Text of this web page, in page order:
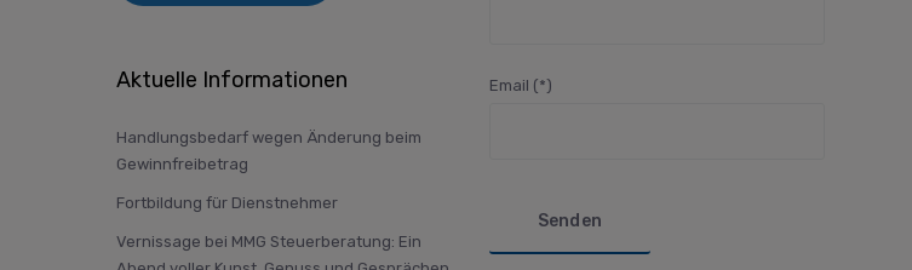
Aktuelle Informationen
Handlungsbedarf wegen Änderung beim
Gewinnfreibetrag
Fortbildung für Dienstnehmer
Vernissage bei MMG Steuerberatung: Ein
Email (*)
Bitte lasse dieses Feld leer.